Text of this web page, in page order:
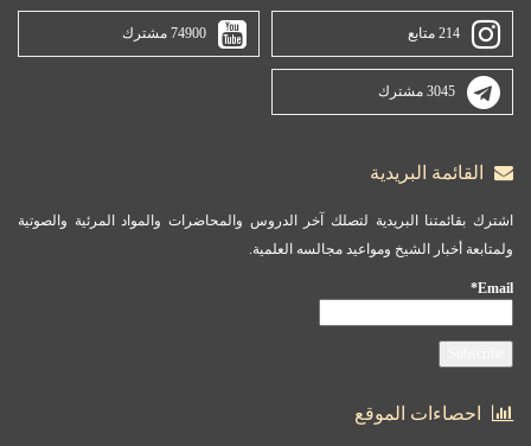
214 متابع 74900 مشترك
3045 مشترك
القائمة البريدية
اشترك بقائمتنا البريدية لتصلك آخر الدروس والمحاضرات والمواد المرئية والصوتية
ولمتابعة أخبار الشيخ ومواعيد مجالسه العلمية.
Email*
احصاءات الموقع